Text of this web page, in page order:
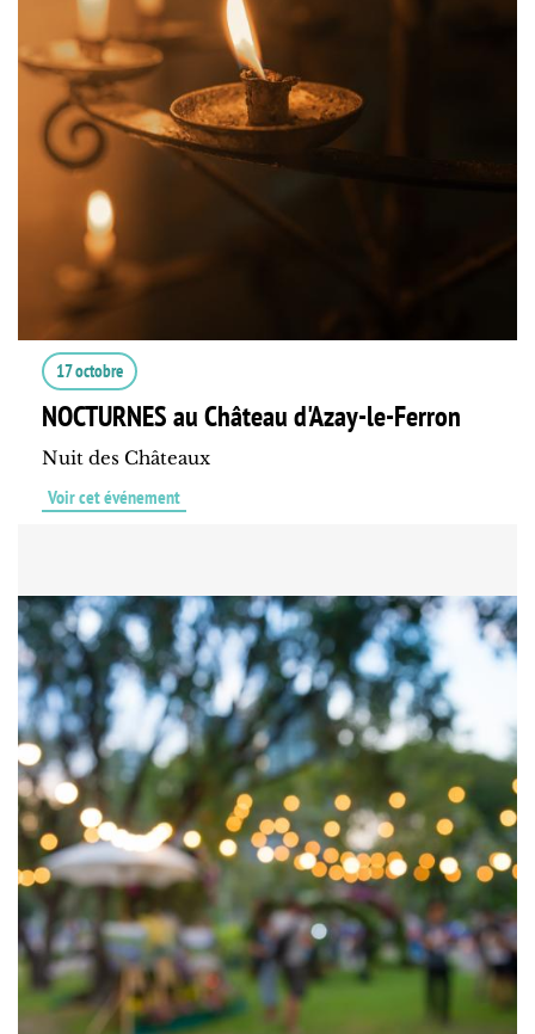
17 octobre
NOCTURNES au Château d'Azay-le-Ferron
Nuit des Châteaux
Voir cet événement